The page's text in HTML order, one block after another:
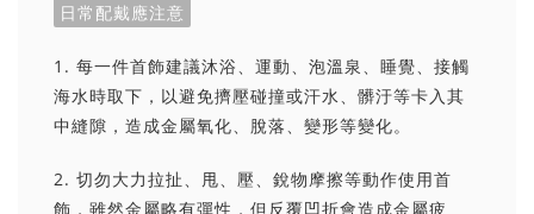
日常配戴應注意
1. 每一件首飾建議沐浴、運動、泡溫泉、睡覺、接觸
海水時取下，以避免擠壓碰撞或汗水、髒汙等卡入其
中縫隙，造成金屬氧化、脫落、變形等變化。
2. 切勿大力拉扯、甩、壓、銳物摩擦等動作使用首
飾，雖然金屬略有彈性，但反覆凹折會造成金屬疲